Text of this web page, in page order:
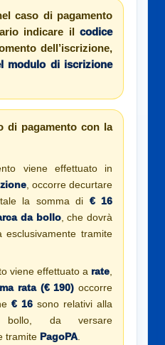
caso di pagamento
indicare il codice
dell’iscrizione,
modulo di iscrizione
di pagamento con la
viene effettuato in
, occorre decurtare
la somma di € 16
da bollo, che dovrà
esclusivamente tramite
viene effettuato a rate
rata (€ 190) occorre
€ 16 sono relativi alla
da versare
tramite PagoPA